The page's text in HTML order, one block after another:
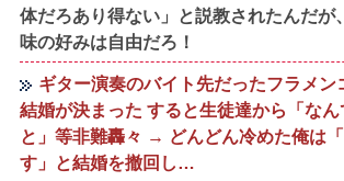
体だろあり得ない」と説教されたんだが
味の好みは自由だろ！
ギター演奏のバイト先だったフラメン
結婚が決まった すると生徒達から「な
と」等非難轟々 → どんどん冷めた俺は
す」と結婚を撤回し…